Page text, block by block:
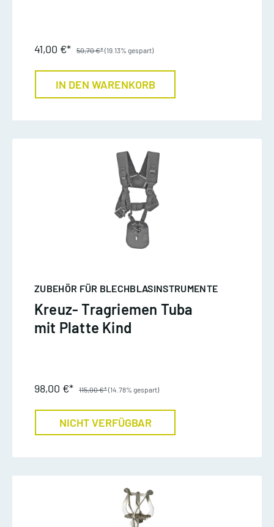
41,00 €* 50,70 €*(19.13% gespart)
IN DEN WARENKORB
ZUBEHÖR FÜR BLECHBLASINSTRUMENTE
Kreuz- Tragriemen Tuba
mit Platte Kind
98,00 €* 115,00 €*(14.78% gespart)
NICHT VERFÜGBAR